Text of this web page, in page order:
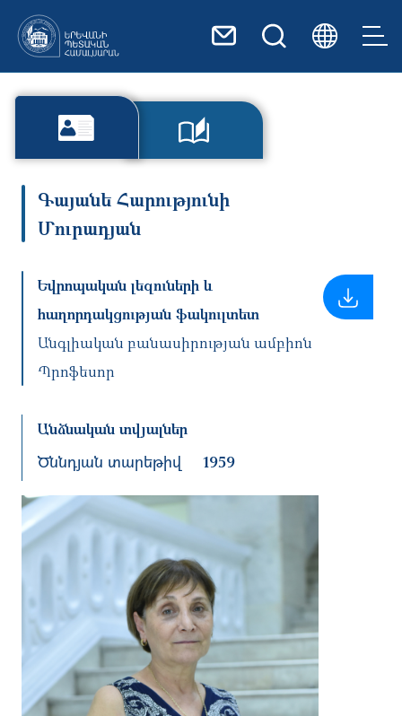
Գայանե Հարությունի
Մուրադյան
Եվրոպական լեզուների և
հաղորդակցության ֆակուլտետ
Անգլիական բանասիրության ամբիոն
Պրոֆեսոր
Անձնական տվյալներ
Ծննդյան տարեթիվ 1959